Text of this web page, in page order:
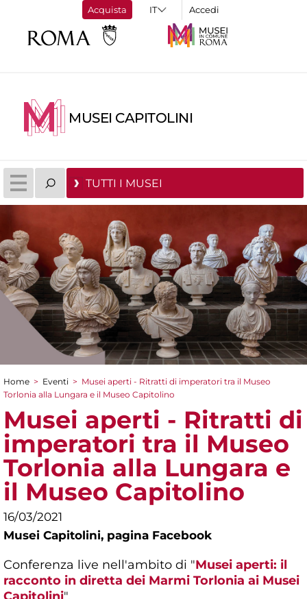
Acquista Accedi
MUSEI CAPITOLINI
TUTTI I MUSEI
Tu sei qui
Home > Eventi > Musei aperti - Ritratti di imperatori tra il Museo
Torlonia alla Lungara e il Museo Capitolino
Musei aperti - Ritratti di
imperatori tra il Museo
Torlonia alla Lungara e
il Museo Capitolino
16/03/2021
Musei Capitolini, pagina Facebook
Conferenza live nell'ambito di "Musei aperti: il
racconto in diretta dei Marmi Torlonia ai Musei